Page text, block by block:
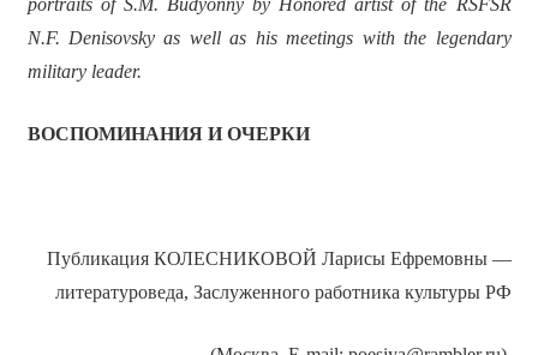
portraits of S.M. Budyonny by Honored artist of the RSFSR
N.F. Denisovsky as well as his meetings with the legendary
military leader.
ВОСПОМИНАНИЯ И ОЧЕРКИ
Публикация КОЛЕСНИКОВОЙ Ларисы Ефремовны —
литературоведа, Заслуженного работника культуры РФ